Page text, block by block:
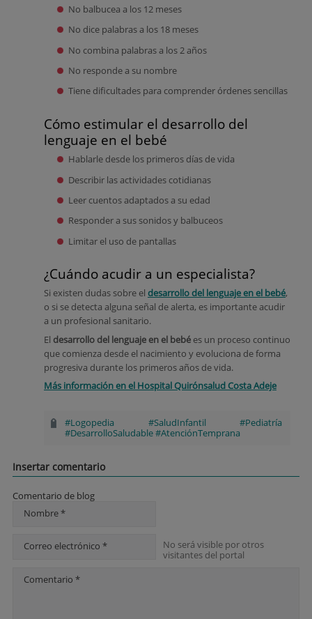
No balbucea a los 12 meses
No dice palabras a los 18 meses
No combina palabras a los 2 años
No responde a su nombre
Tiene dificultades para comprender órdenes sencillas
Cómo estimular el desarrollo del
lenguaje en el bebé
Hablarle desde los primeros días de vida
Describir las actividades cotidianas
Leer cuentos adaptados a su edad
Responder a sus sonidos y balbuceos
Limitar el uso de pantallas
¿Cuándo acudir a un especialista?
Si existen dudas sobre el desarrollo del lenguaje en el bebé,
o si se detecta alguna señal de alerta, es importante acudir
a un profesional sanitario.
El desarrollo del lenguaje en el bebé es un proceso continuo
que comienza desde el nacimiento y evoluciona de forma
progresiva durante los primeros años de vida.
Más información en el Hospital Quirónsalud Costa Adeje
#Logopedia #SaludInfantil #Pediatría
#DesarrolloSaludable #AtenciónTemprana
Insertar comentario
Comentario de blog
Nombre *
Correo electrónico *
No será visible por otros
visitantes del portal
Comentario *